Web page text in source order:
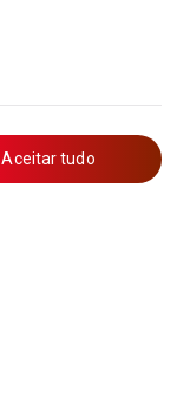
Aceitar tudo